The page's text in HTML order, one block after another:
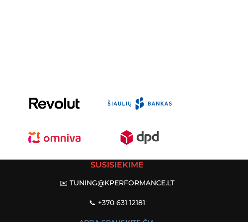
SUSISIEKIME
✉️ TUNING@KPERFORMANCE.LT
📞 +370 631 12181